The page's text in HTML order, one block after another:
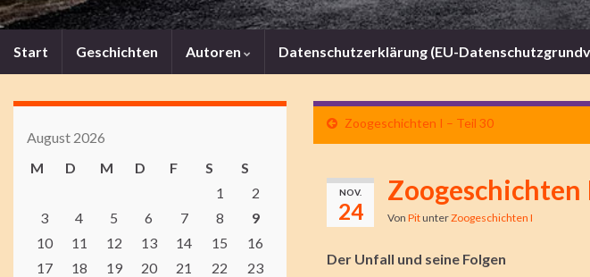
Start Geschichten Autoren Datenschutzerklärung (EU-
Zoogeschichten I – Teil 30
NOV.
24
Zoogeschichten
Von PitunterZoogeschichten I
Der Unfall und seine Folgen
August 2026
M
D M D F S
S
1
2
3
4 5 6 7 8
9
10
11 12 13 14 15
16
17
18 19 20 21 22
23